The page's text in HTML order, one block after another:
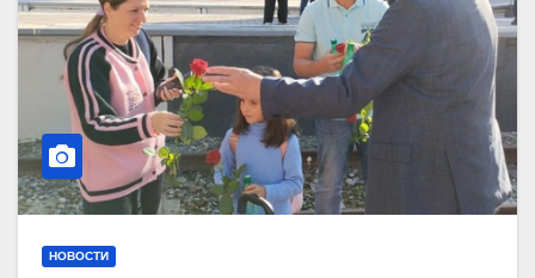
НОВОСТИ